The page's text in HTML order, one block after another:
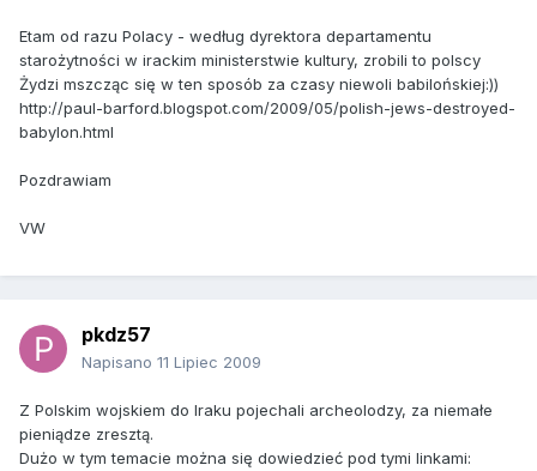
Etam od razu Polacy - według dyrektora departamentu
starożytności w irackim ministerstwie kultury, zrobili to polscy
Żydzi mszcząc się w ten sposób za czasy niewoli babilońskiej:))
http://paul-barford.blogspot.com/2009/05/polish-jews-destroyed-
babylon.html
Pozdrawiam
VW
pkdz57
Napisano 11 Lipiec 2009
Z Polskim wojskiem do Iraku pojechali archeolodzy, za niemałe
pieniądze zresztą.
Dużo w tym temacie można się dowiedzieć pod tymi linkami: